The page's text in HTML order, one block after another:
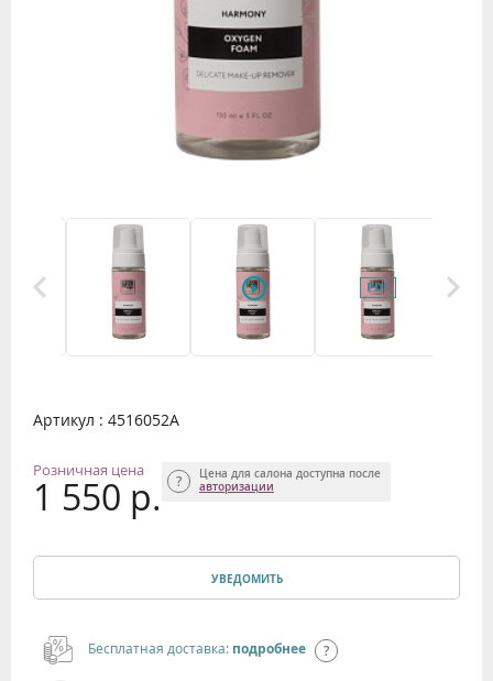
Артикул : 4516052А
Розничная цена
1 550 р.
Цена для салона доступна после
авторизации
УВЕДОМИТЬ
Бесплатная доставка: подробнее